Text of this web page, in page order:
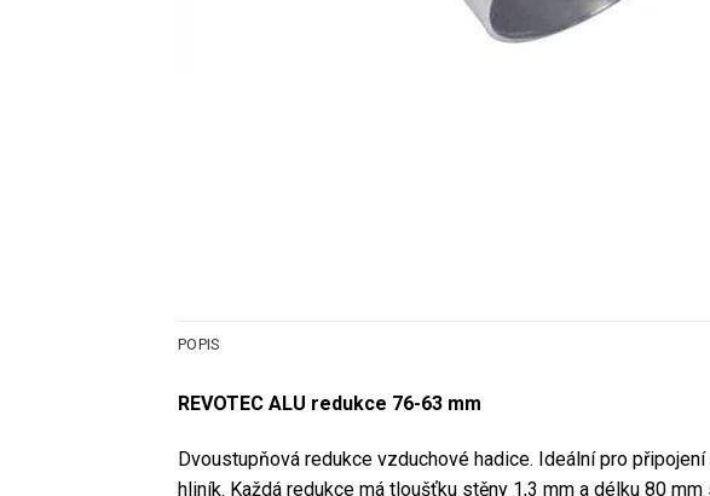
POPIS
REVOTEC ALU redukce 76-63 mm
Dvoustupňová redukce vzduchové hadice. Ideální pro
hliník. Každá redukce má tloušťku stěny 1,3 mm a délku 80